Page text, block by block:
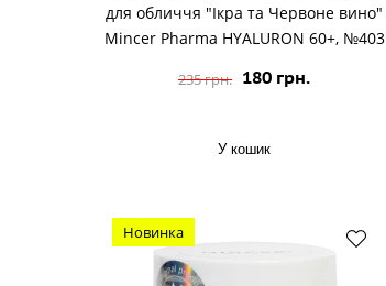
для обличчя "Ікра та Червоне вино"
Mincer Pharma HYALURON 60+, №403
235 грн. 180 грн.
У кошик
Новинка